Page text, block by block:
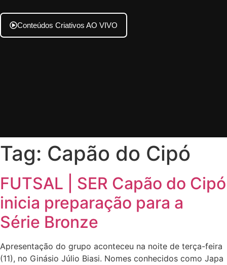
Conteúdos Criativos AO VIVO
Tag: Capão do Cipó
FUTSAL | SER Capão do Cipó
inicia preparação para a
Série Bronze
Apresentação do grupo aconteceu na noite de terça-feira
(11), no Ginásio Júlio Biasi. Nomes conhecidos como Japa